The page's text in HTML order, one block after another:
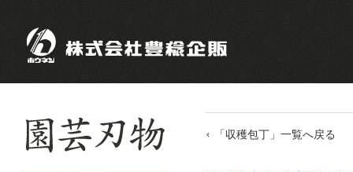
「収穫包丁」一覧へ戻る